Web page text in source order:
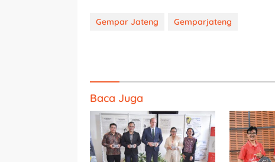
Gempar Jateng Gemparjateng
Baca Juga